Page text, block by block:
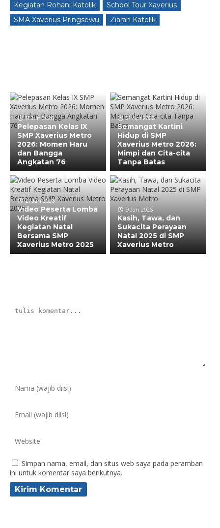
Kegiatan Rohani Katolik
School Tour Xaverius
SMA Xaverius Pringsewu
Ziarah Katolik
11 Jun 2026
Pelepasan Kelas IX
SMP Xaverius Metro
2026: Momen Haru
dan Bangga
Angkatan 76
21 Apr 2026
Semangat Kartini
Hidup di SMP
Xaverius Metro 2026:
Mimpi dan Cita-cita
Tanpa Batas
21 Jan 2026
Video Peserta Lomba
Video Kreatif
Kegiatan Natal
Bersama SMP
Xaverius Metro 2025
9 Jan 2026
Kasih, Tawa, dan
Sukacita Perayaan
Natal 2025 di SMP
Xaverius Metro
Simpan nama, email, dan situs web saya pada peramban
ini untuk komentar saya berikutnya.